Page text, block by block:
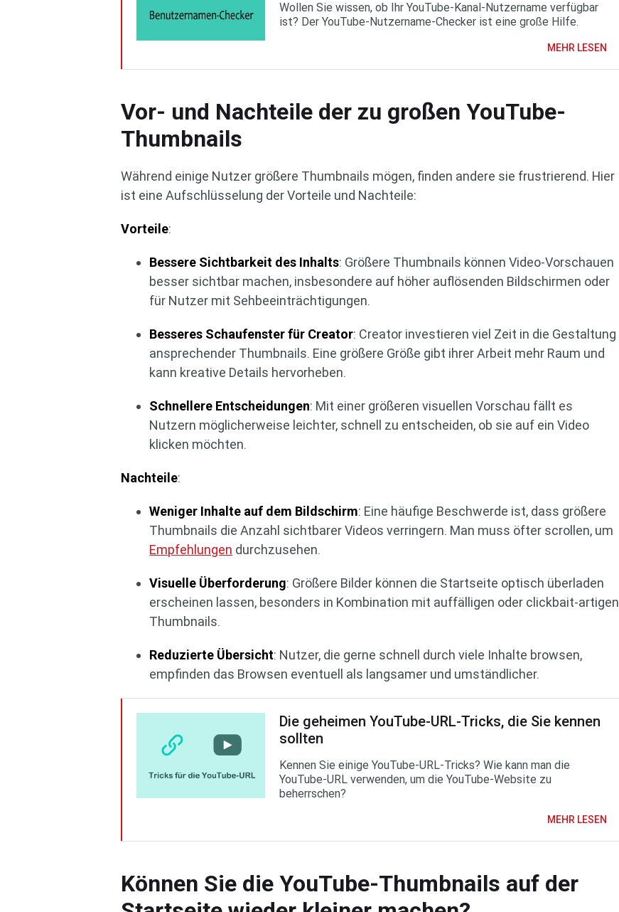
Wollen Sie wissen, ob Ihr YouTube-Kanal-Nutzername verfügbar
ist? Der YouTube-Nutzername-Checker ist eine große Hilfe.
MEHR LESEN
Vor- und Nachteile der zu großen YouTube-
Thumbnails
Während einige Nutzer größere Thumbnails mögen, finden andere sie frustrierend. Hier
ist eine Aufschlüsselung der Vorteile und Nachteile:
Vorteile:
Bessere Sichtbarkeit des Inhalts: Größere Thumbnails können Video-Vorschauen
besser sichtbar machen, insbesondere auf höher auflösenden Bildschirmen oder
für Nutzer mit Sehbeeinträchtigungen.
Besseres Schaufenster für Creator: Creator investieren viel Zeit in die Gestaltung
ansprechender Thumbnails. Eine größere Größe gibt ihrer Arbeit mehr Raum und
kann kreative Details hervorheben.
Schnellere Entscheidungen: Mit einer größeren visuellen Vorschau fällt es
Nutzern möglicherweise leichter, schnell zu entscheiden, ob sie auf ein Video
klicken möchten.
Nachteile:
Weniger Inhalte auf dem Bildschirm: Eine häufige Beschwerde ist, dass größere
Thumbnails die Anzahl sichtbarer Videos verringern. Man muss öfter scrollen, um
Empfehlungen durchzusehen.
Visuelle Überforderung: Größere Bilder können die Startseite optisch überladen
erscheinen lassen, besonders in Kombination mit auffälligen oder clickbait-artigen
Thumbnails.
Reduzierte Übersicht: Nutzer, die gerne schnell durch viele Inhalte browsen,
empfinden das Browsen eventuell als langsamer und umständlicher.
Die geheimen YouTube-URL-Tricks, die Sie kennen
sollten
Kennen Sie einige YouTube-URL-Tricks? Wie kann man die
YouTube-URL verwenden, um die YouTube-Website zu
beherrschen?
MEHR LESEN
Können Sie die YouTube-Thumbnails auf der